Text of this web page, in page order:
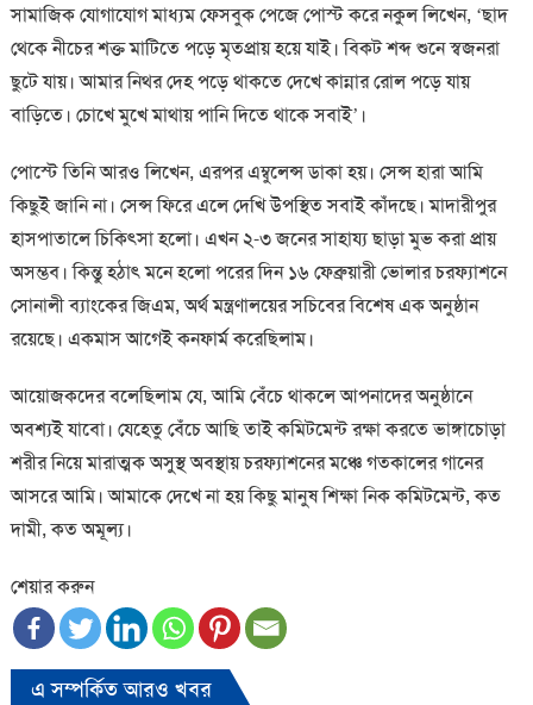
সামাজিক যোগাযোগ মাধ্যম ফেসবুক পেজে পোস্ট করে নকুল লিখেন, ‘ছাদ
থেকে নীচের শক্ত মাটিতে পড়ে মৃতপ্রায় হয়ে যাই। বিকট শব্দ শুনে স্বজনরা
ছুটে যায়। আমার নিথর দেহ পড়ে থাকতে দেখে কান্নার রোল পড়ে যায়
বাড়িতে। চোখে মুখে মাথায় পানি দিতে থাকে সবাই’।
পোস্টে তিনি আরও লিখেন, এরপর এম্বুলেন্স ডাকা হয়। সেন্স হারা আমি
কিছুই জানি না। সেন্স ফিরে এলে দেখি উপস্থিত সবাই কাঁদছে। মাদারীপুর
হাসপাতালে চিকিৎসা হলো। এখন ২-৩ জনের সাহায্য ছাড়া মুভ করা প্রায়
অসম্ভব। কিন্তু হঠাৎ মনে হলো পরের দিন ১৬ ফেব্রুয়ারী ভোলার চরফ্যাশনে
সোনালী ব্যাংকের জিএম, অর্থ মন্ত্রণালয়ের সচিবের বিশেষ এক অনুষ্ঠান
রয়েছে। একমাস আগেই কনফার্ম করেছিলাম।
আয়োজকদের বলেছিলাম যে, আমি বেঁচে থাকলে আপনাদের অনুষ্ঠানে
অবশ্যই যাবো। যেহেতু বেঁচে আছি তাই কমিটমেন্ট রক্ষা করতে ভাঙ্গাচোড়া
শরীর নিয়ে মারাত্মক অসুস্থ অবস্থায় চরফ্যাশনের মঞ্চে গতকালের গানের
আসরে আমি। আমাকে দেখে না হয় কিছু মানুষ শিক্ষা নিক কমিটমেন্ট, কত
দামী, কত অমূল্য।
শেয়ার করুন
এ সম্পর্কিত আরও খবর